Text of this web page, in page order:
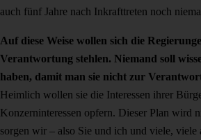
auch fünf Jahre nach Inkrafttreten noch
Auf diese Weise wollen sich die
Verantwortung stehlen. Niemand soll
haben, damit man sie nicht zur
Heimlich wollen sie die Interessen ihrer
Konzerninteressen opfern. Dieser Plan wird
sorgen wir – also Sie und ich und viele, viele